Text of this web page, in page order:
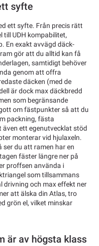
syfte
ett syfte. Från precis rätt
till UDH kompabilitet,
En exakt avvägd däck-
gör att du alltid kan få
samtidigt behöver
genom att offra
däcken (med de
är dock max däckbredd
som begränsande
om fästpunkter så att du
packning, fästa
ett egenutvecklat stöd
monterar vid hjulaxeln.
ser du att ramen har en
fäster längre ner på
proffsen använda i
som tillsammans
drivning och max effekt ner
att älska din Atlas, tro
grön el, vilket minskar
är av högsta klass